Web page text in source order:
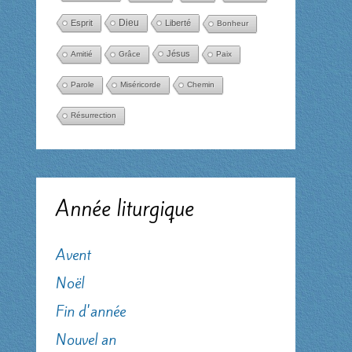
Esprit Dieu Liberté Bonheur
Amitié Grâce Jésus Paix
Parole Miséricorde Chemin
Résurrection
Année liturgique
Avent
Noël
Fin d'année
Nouvel an